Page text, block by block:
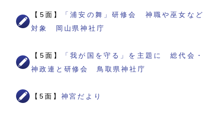
【5面】
「浦安の舞」研修会 神職や巫女など
対象 岡山県神社庁
【5面】
「我が国を守る」を主題に 総代会・
神政連と研修会 鳥取県神社庁
【5面】 神宮だより